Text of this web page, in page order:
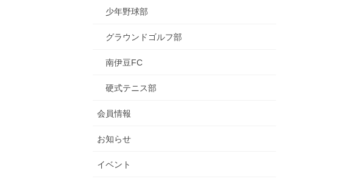
少年野球部
グラウンドゴルフ部
南伊豆FC
硬式テニス部
会員情報
お知らせ
イベント